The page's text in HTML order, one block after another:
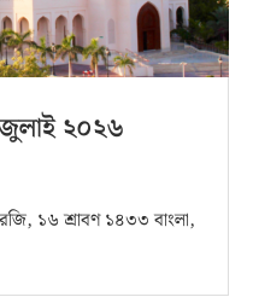
২০২৬
১৬ শ্রাবণ ১৪৩৩ বাংলা,